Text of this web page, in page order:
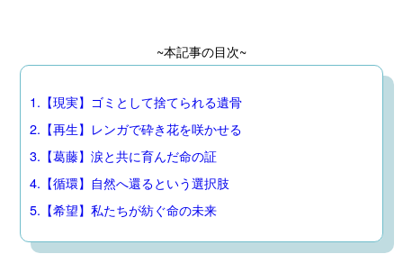
~本記事の目次~
1.【現実】ゴミとして捨てられる遺骨
2.【再生】レンガで砕き花を咲かせる
3.【葛藤】涙と共に育んだ命の証
4.【循環】自然へ還るという選択肢
5.【希望】私たちが紡ぐ命の未来